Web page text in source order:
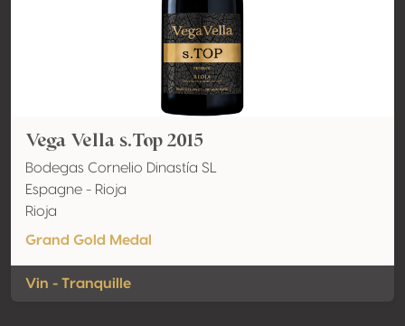
Vega Vella s.Top 2015
Bodegas Cornelio Dinastía SL
Espagne - Rioja
Rioja
Grand Gold Medal
Vin - Tranquille